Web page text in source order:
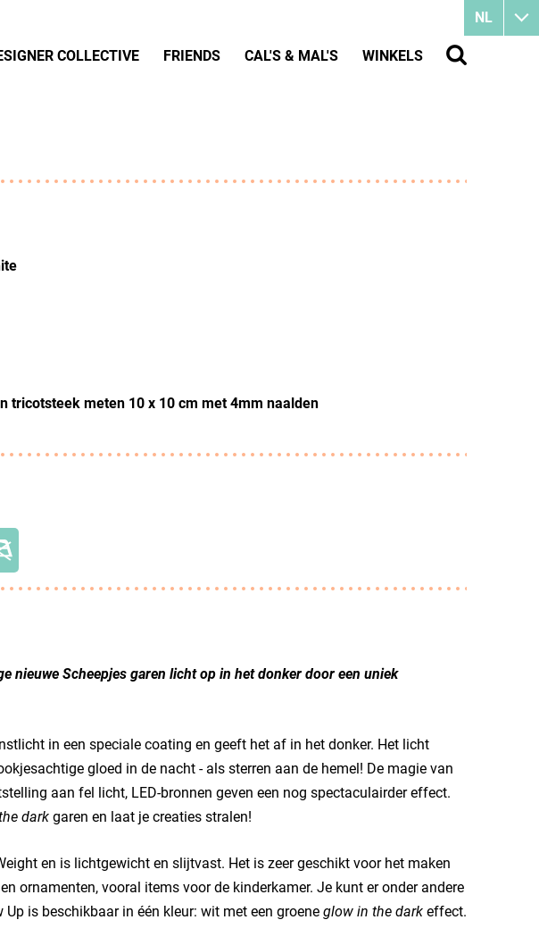
tricotsteek meten 10 x 10 cm met 4mm naalden
nieuwe Scheepjes garen licht op in het donker door een uniek
in een speciale coating en geeft het af in het donker. Het licht
gloed in de nacht - als sterren aan de hemel! De magie van
aan fel licht, LED-bronnen geven een nog spectaculairder effect.
darkgaren en laat je creaties stralen!
en is lichtgewicht en slijtvast. Het is zeer geschikt voor het maken
ornamenten, vooral items voor de kinderkamer. Je kunt er onder andere
is beschikbaar in één kleur: wit met een groene glow in the darkeffect.
NL
COLLECTIVE FRIENDS CAL'S & MAL'S WINKELS